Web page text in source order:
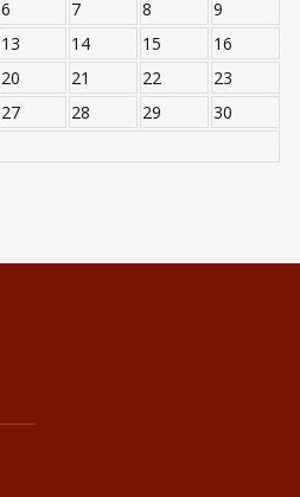
6 7 8
9
13 14 15
16
20 21 22
23
27 28 29
30